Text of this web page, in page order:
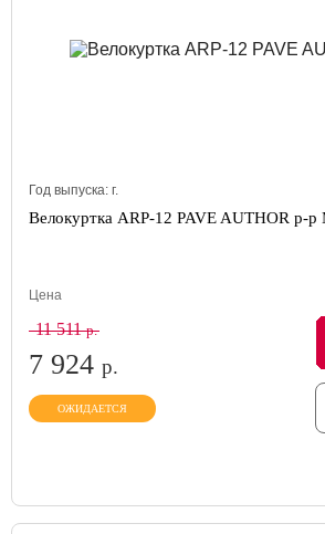
Год выпуска: г.
Велокуртка ARP-12 PAVE AUTHOR р-р
Цена
11 511р.
7 924 р.
ОЖИДАЕТСЯ